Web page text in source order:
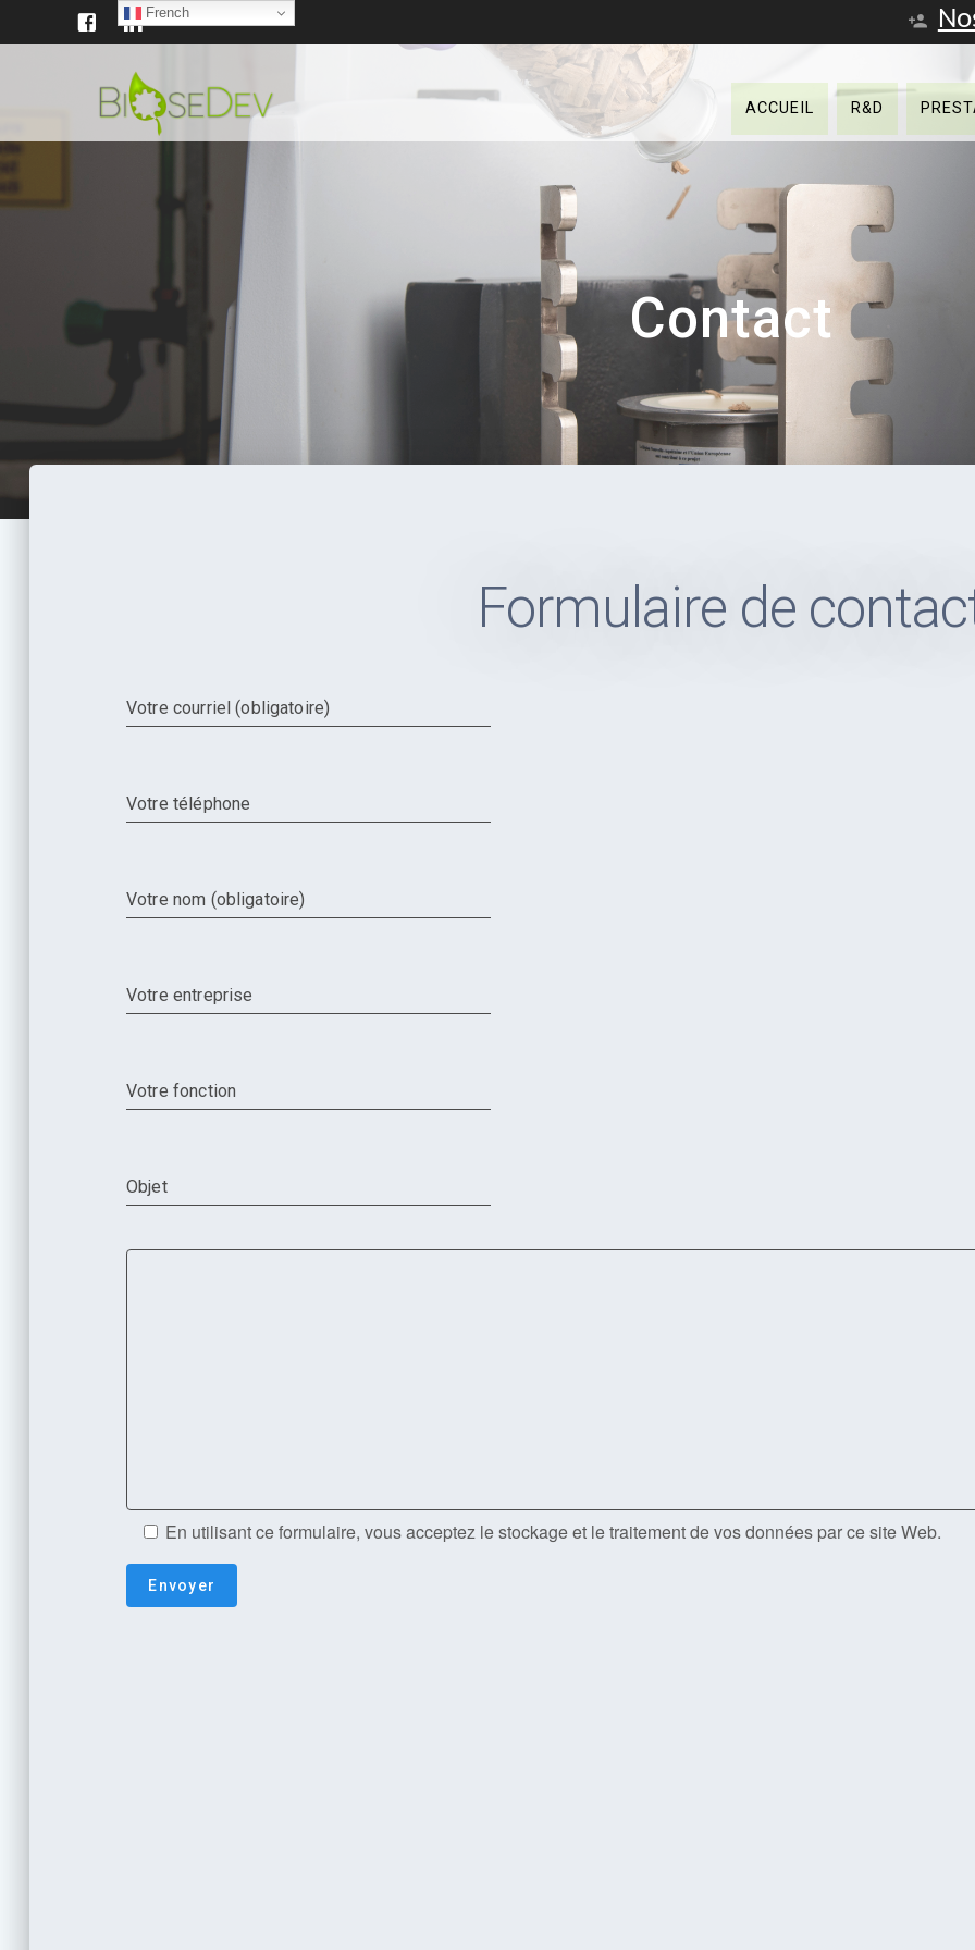
ACCUEIL R&D
Contact
Formulaire de
Votre courriel (obligatoire)
Votre téléphone
Votre nom (obligatoire)
Votre entreprise
Votre fonction
Objet
En utilisant ce formulaire, vous acceptez le stockage et le traitement de vos données par ce site Web.
French